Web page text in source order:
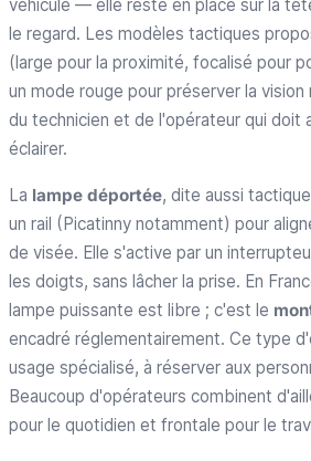
véhicule — elle reste en place sur la
le regard. Les modèles tactiques
(large pour la proximité, focalisé pour
un mode rouge pour préserver la
du technicien et de l'opérateur qui doit
éclairer.
La lampe déportée, dite aussi
un rail (Picatinny notamment) pour
de visée. Elle s'active par un
les doigts, sans lâcher la prise. En
lampe puissante est libre ; c'est le
encadré réglementairement. Ce type
usage spécialisé, à réserver aux
Beaucoup d'opérateurs combinent
pour le quotidien et frontale pour le